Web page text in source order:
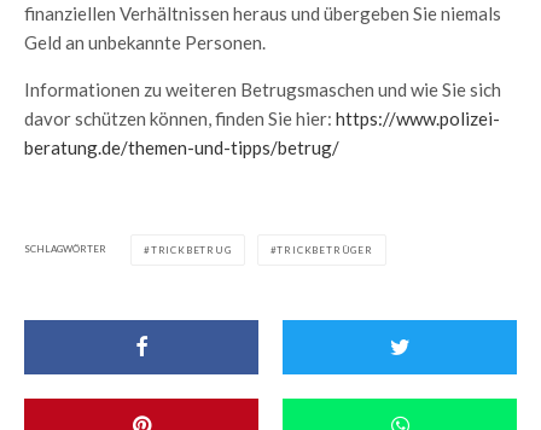
finanziellen Verhältnissen heraus und übergeben Sie niemals
Geld an unbekannte Personen.
Informationen zu weiteren Betrugsmaschen und wie Sie sich
davor schützen können, finden Sie hier: https://www.polizei-
beratung.de/themen-und-tipps/betrug/
SCHLAGWÖRTER TRICKBETRUG TRICKBETRÜGER